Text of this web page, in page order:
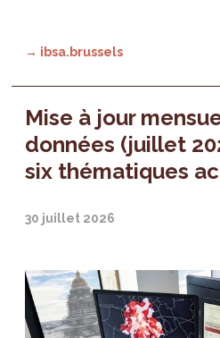
→ ibsa.brussels
Mise à jour
données (juillet
six thématiques
30 juillet 2026